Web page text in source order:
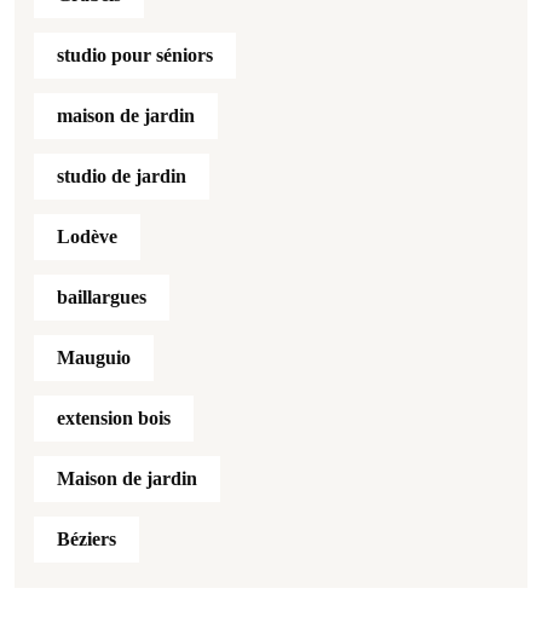
studio pour séniors
maison de jardin
studio de jardin
Lodève
baillargues
Mauguio
extension bois
Maison de jardin
Béziers